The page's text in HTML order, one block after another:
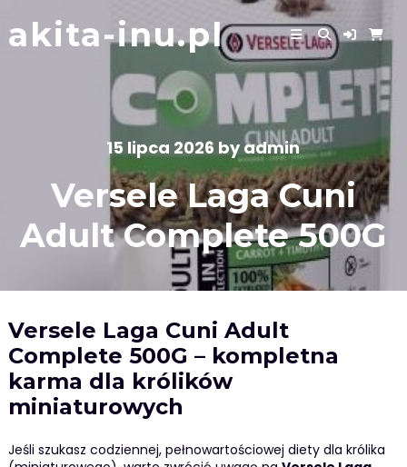
to
content
akita-inu.pl
15 lipca 2026 byadmin
Versele Laga Cuni
Adult Complete 500G
Versele Laga Cuni Adult
Complete 500G – kompletna
karma dla królików
miniaturowych
Jeśli szukasz codziennej, pełnowartościowej diety dla królika